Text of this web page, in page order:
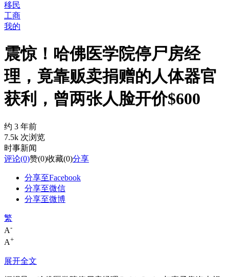
移民
工商
我的
震惊！哈佛医学院停尸房经
理，竟靠贩卖捐赠的人体器官
获利，曾两张人脸开价$600
约 3 年前
7.5k 次浏览
时事新闻
评论(0)赞(0)收藏(0)分享
分享至Facebook
分享至微信
分享至微博
繁
A-
A+
展开全文